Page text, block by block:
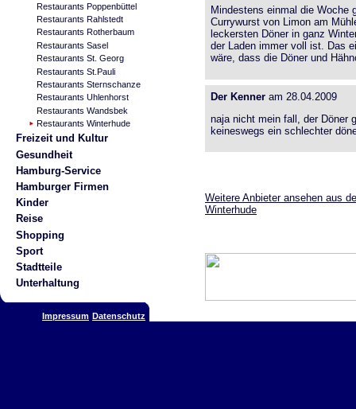
Restaurants Poppenbüttel
Restaurants Rahlstedt
Restaurants Rotherbaum
Restaurants Sasel
Restaurants St. Georg
Restaurants St.Pauli
Restaurants Sternschanze
Restaurants Uhlenhorst
Restaurants Wandsbek
Restaurants Winterhude
Freizeit und Kultur
Gesundheit
Hamburg-Service
Hamburger Firmen
Kinder
Reise
Shopping
Sport
Stadtteile
Unterhaltung
Impressum Datenschutz
Mindestens einmal die Woche
Currywurst von Limon am
leckersten Döner in ganz
der Laden immer voll ist. Das
wäre, dass die Döner und
Der Kenneram 28.04.2009
naja nicht mein fall, der Döner
keineswegs ein schlechter
Weitere Anbieter ansehen aus
Winterhude